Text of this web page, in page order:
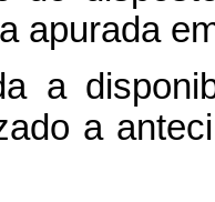
apurada
a
a